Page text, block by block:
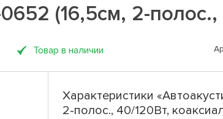
(16,5см, 2-
Товар в наличии
Характеристики
2-полос., 40/120Вт,